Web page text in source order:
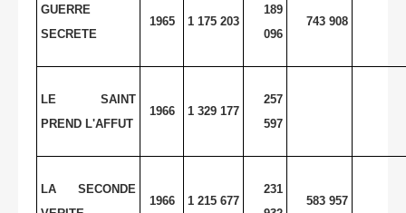
GUERRE
SECRETE
1965 1 175 203
189
096
743 908
LE SAINT
PREND L'AFFUT
1966 1 329 177
257
597
LA SECONDE
1966 1 215 677
231
583 957